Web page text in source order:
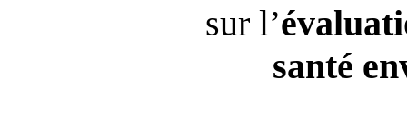
sur l’
santé